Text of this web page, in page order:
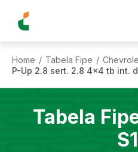
Home / Tabela Fipe /
P-Up 2.8 sert. 2.8 4x4 tb int.
Tabela